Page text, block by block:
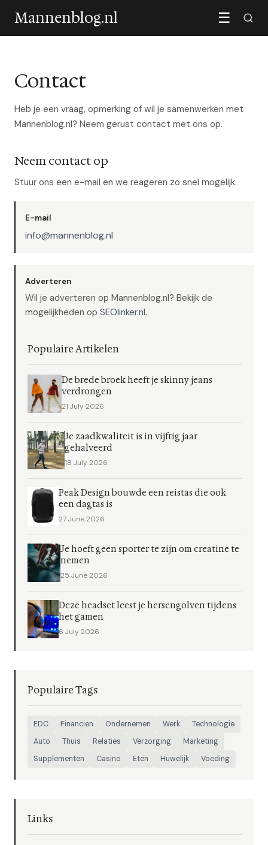
Mannenblog.nl ☰
Contact
Heb je een vraag, opmerking of wil je samenwerken met
Mannenblog.nl? Neem gerust contact met ons op.
Neem contact op
Stuur ons een e-mail en we reageren zo snel mogelijk.
E-mail
info@mannenblog.nl
Adverteren
Wil je adverteren op Mannenblog.nl? Bekijk de
mogelijkheden op SEOlinker.nl.
Populaire Artikelen
De brede broek heeft je skinny jeans
verdrongen
21 July 2026
Je zaadkwaliteit is in vijftig jaar
gehalveerd
18 July 2026
Peak Design bouwde een reistas die ook
een dagtas is
27 June 2026
Je hoeft geen sporter te zijn om creatine te
nemen
25 June 2026
Deze headset leest je hersengolven tijdens
het gamen
6 July 2026
Populaire Tags
EDC Financien Ondernemen Werk
Technologie
Auto
Thuis Relaties Verzorging
Marketing
Supplementen
Casino Eten Huwelijk Voeding
Links